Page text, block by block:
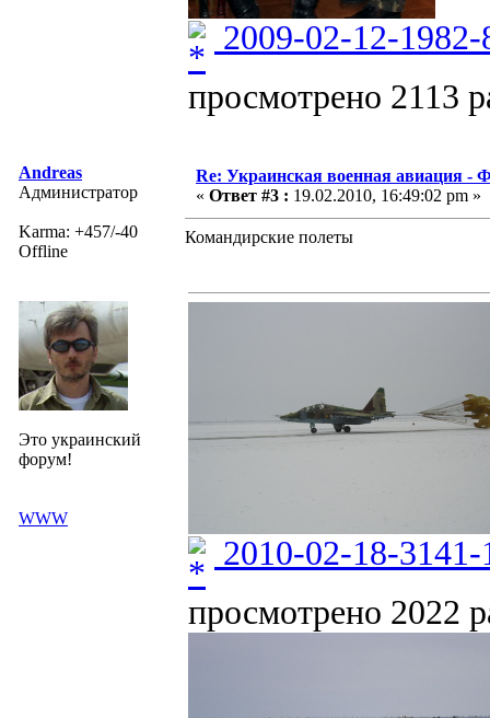
2009-02-12-
просмотрено 2113
Andreas
Администратор
Karma: +457/-40
Offline
Это украинский
форум!
WWW
Re: Украинская военная авиация -
« Ответ #3 : 19.02.2010, 16:49:02 pm »
Командирские полеты
2010-02-18-
просмотрено 2022